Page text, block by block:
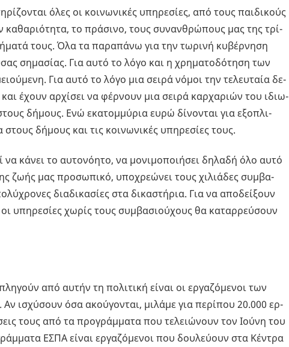
όλες οι κοι­νω­νι­κές υπη­ρε­σί­ες, από τους παι­δι­κούς
κα­θα­ριό­τη­τα, το πρά­σι­νο, τους συ­ναν­θρώ­πους µας της τρί­
τους. Όλα τα πα­ρα­πά­νω για την τω­ρι­νή κυ­βέρ­νη­ση
ση­µα­σί­ας. Για αυτό το λόγο και η χρη­µα­το­δό­τη­ση των
Για αυτό το λόγο µια σειρά νόµοι την τε­λευ­ταία δε­
έχουν αρ­χί­σει να φέρ­νουν µια σειρά καρ­χα­ριών του ιδιω­
δή­µους. Ενώ εκα­το­µµύ­ρια ευρώ δί­νο­νται για εξο­πλι­
δή­µους και τις κοι­νω­νι­κές υπη­ρε­σί­ες τους.
να κάνει το αυ­το­νό­η­το, να µο­νι­µο­ποι­ή­σει δη­λα­δή όλο αυτό
ζωής µας προ­σω­πι­κό, υπο­χρε­ώ­νει τους χι­λιά­δες συ­µβα­
δια­δι­κα­σί­ες στα δι­κα­στή­ρια. Για να απο­δεί­ξουν
υπη­ρε­σί­ες χωρίς τους συ­µβα­σιού­χους θα κα­ταρ­ρεύ­σουν
από αυτήν τη πο­λι­τι­κή είναι οι ερ­γα­ζό­µε­νοι των
ισχύ­σουν όσα ακού­γο­νται, µι­λά­µε για πε­ρί­που 20.000 ερ­
τους από τα προ­γρά­µµα­τα που τε­λειώ­νουν τον Ιούνη του
ΕΣΠΑ είναι ερ­γα­ζό­µε­νοι που δου­λεύ­ουν στα Κέ­ντρα